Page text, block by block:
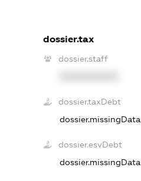
dossier.tax
dossier.staff
dossier.taxDebt
dossier.missingData
dossier.esvDebt
dossier.missingData